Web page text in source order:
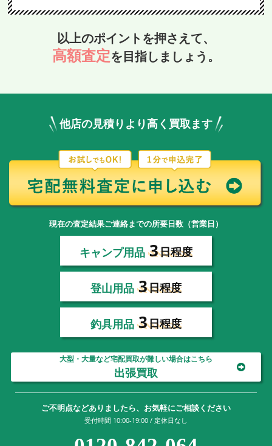
以上のポイントを押さえて、
高額査定を目指しましょう。
他店の見積りより高く買取ます
現在の査定結果ご連絡までの所要日数（営業日）
キャンプ用品 3日程度
登山用品 3日程度
釣具用品 3日程度
大型・大量など宅配買取が難しい場合はこちら
出張買取
ご不明点などありましたら、お気軽にご相談ください
受付時間 10:00-19:00 / 定休日なし